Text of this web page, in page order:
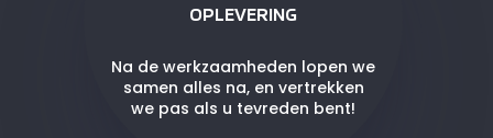
OPLEVERING
Na de werkzaamheden lopen we
samen alles na, en vertrekken
we pas als u tevreden bent!